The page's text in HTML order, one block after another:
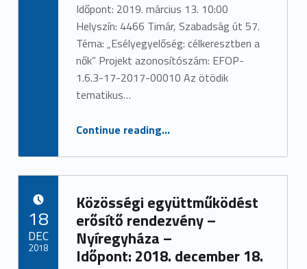
Időpont: 2019. március 13. 10:00
Helyszín: 4466 Timár, Szabadság út 57.
Téma: „Esélyegyelőség: célkeresztben a
nők” Projekt azonosítószám: EFOP-
1.6.3-17-2017-00010 Az ötödik
tematikus…
Continue reading“Tematikus munkacsoport ülés – Timár – 2019. március 13.”
…
Közösségi együttműködést
erősítő rendezvény –
Nyíregyháza –
Időpont: 2018. december 18.
18
DEC
2018